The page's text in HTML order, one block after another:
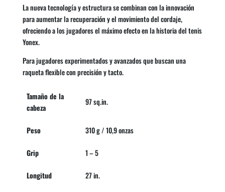
La nueva tecnología y estructura se combinan con la innovación
para aumentar la recuperación y el movimiento del cordaje,
ofreciendo a los jugadores el máximo efecto en la historia del tenis
Yonex.
Para jugadores experimentados y avanzados que buscan una
raqueta flexible con precisión y tacto.
Tamaño de la
cabeza
97 sq.in.
Peso 310 g / 10,9 onzas
Grip 1 – 5
Longitud 27 in.